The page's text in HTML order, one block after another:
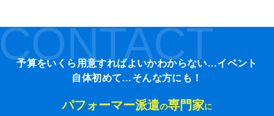
予算をいくら用意すればよいかわからない…イベント
自体初めて…そんな方にも！
パフォーマー派遣の専門家に